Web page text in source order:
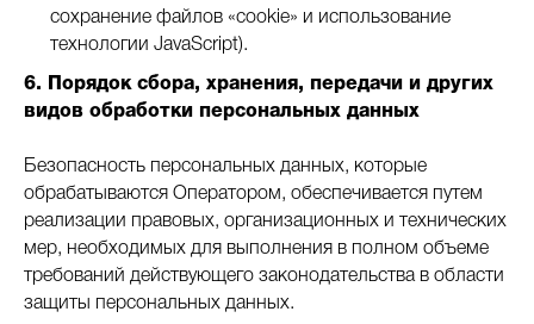
сохранение файлов «cookie» и использование
технологии JavaScript).
6. Порядок сбора, хранения, передачи и других
видов обработки персональных данных
Безопасность персональных данных, которые
обрабатываются Оператором, обеспечивается путем
реализации правовых, организационных и технических
мер, необходимых для выполнения в полном объеме
требований действующего законодательства в области
защиты персональных данных.